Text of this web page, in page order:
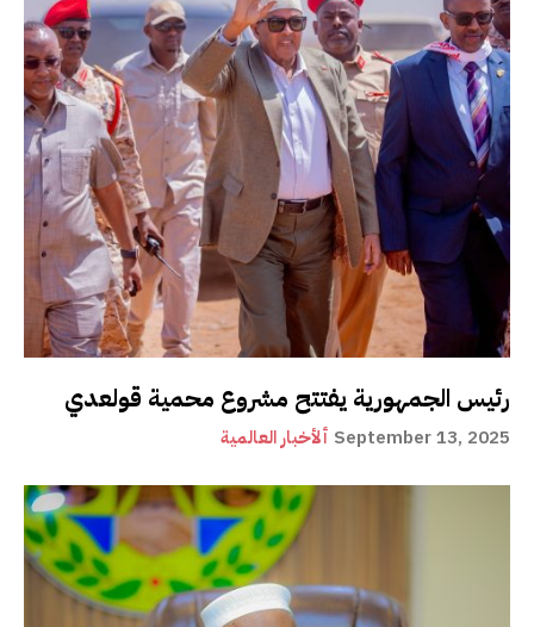
رئيس الجمهورية يفتتح مشروع محمية قولعدي
ألأخبار العالمية September 13, 2025